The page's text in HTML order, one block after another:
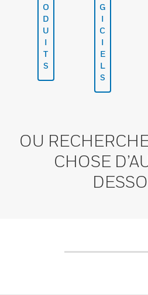
O
D
U
I
T
S
G
I
C
I
E
L
S
OU
CHOSE